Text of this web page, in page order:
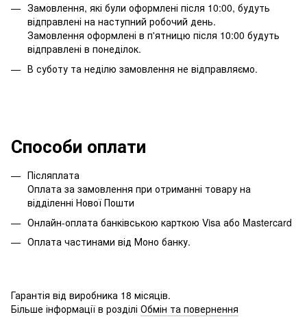
Замовлення, які були оформлені після 10:00, будуть
відправлені на наступний робочий день.
Замовлення оформлені в п'ятницю після 10:00 будуть
відправлені в понеділок.
В суботу та неділю замовлення не відправляємо.
Способи оплати
Післяплата
Оплата за замовлення при отриманні товару на
відділенні Нової Пошти
Онлайн-оплата банківською карткою Visa або Mastercard
Оплата частинами від Моно банку.
Гарантія від виробника 18 місяців.
Більше інформації в розділі Обмін та повернення